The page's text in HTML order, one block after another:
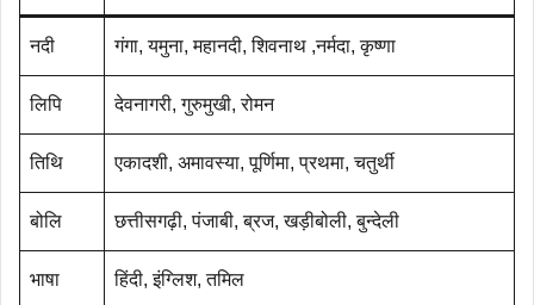
नदी गंगा, यमुना, महानदी, शिवनाथ ,नर्मदा, कृष्णा
लिपि देवनागरी, गुरुमुखी, रोमन
तिथि एकादशी, अमावस्या, पूर्णिमा, प्रथमा, चतुर्थी
बोलि छत्तीसगढ़ी, पंजाबी, ब्रज, खड़ीबोली, बुन्देली
भाषा हिंदी, इंग्लिश, तमिल